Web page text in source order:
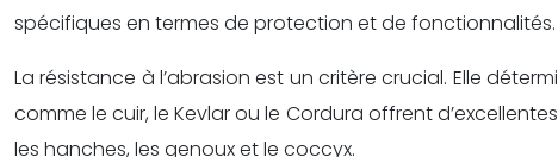
spécifiques en termes de protection et de fonctionnalités.
La résistance à l’abrasion est un critère crucial. Elle
comme le cuir, le Kevlar ou le Cordura offrent
les hanches, les genoux et le coccyx.